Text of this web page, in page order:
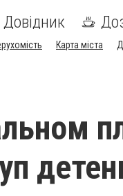
Довідник
Карта міста